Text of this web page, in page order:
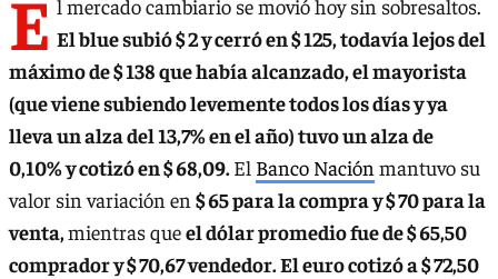
E l mercado cambiario se movió hoy sin sobresaltos.
El blue subió $ 2 y cerró en $ 125, todavía lejos del
máximo de $ 138 que había alcanzado, el mayorista
(que viene subiendo levemente todos los días y ya
lleva un alza del 13,7% en el año) tuvo un alza de
0,10% y cotizó en $ 68,09.El Banco Nación mantuvo su
valor sin variación en $ 65 para la compra y $ 70 para la
venta,mientras queel dólar promedio fue de $ 65,50
comprador y $ 70,67 vendedor. El euro cotizó a $ 72,50